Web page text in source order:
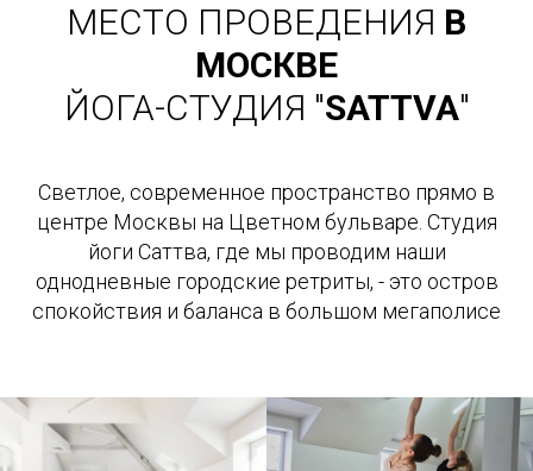
МЕСТО ПРОВЕДЕНИЯ В
МОСКВЕ
ЙОГА-СТУДИЯ "SATTVA"
Светлое, современное пространство прямо в
центре Москвы на Цветном бульваре. Студия
йоги Саттва, где мы проводим наши
однодневные городские ретриты, - это остров
спокойствия и баланса в большом мегаполисе